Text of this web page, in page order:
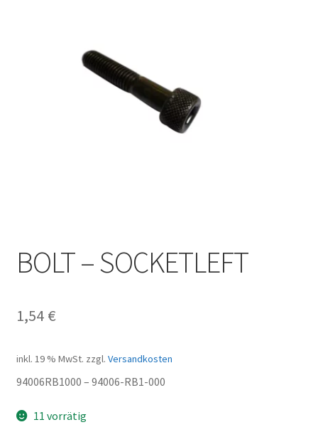
BOLT – SOCKETLEFT
1,54 €
inkl. 19 % MwSt. zzgl. Versandkosten
94006RB1000 – 94006-RB1-000
11 vorrätig